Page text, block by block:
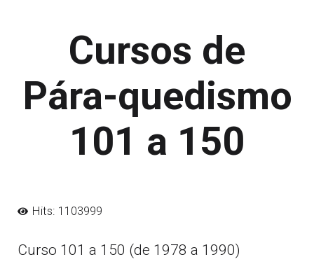
Cursos de
Pára-quedismo
101 a 150
Hits: 1103999
Curso 101 a 150 (de 1978 a 1990)